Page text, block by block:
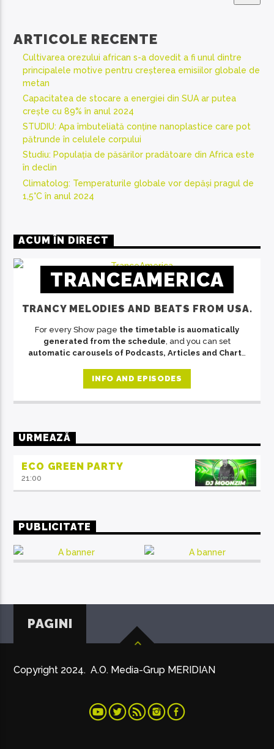
ARTICOLE RECENTE
Cultivarea orezului african s-a dovedit a fi unul dintre
principalele motive pentru creșterea emisiilor globale de
metan
Capacitatea de stocare a energiei din SUA ar putea
crește cu 89% în anul 2024
STUDIU: Apa îmbuteliată conține nanoplastice care pot
pătrunde în celulele corpului
Studiu: Populația de păsărilor pradătoare din Africa este
în declin
Climatolog: Temperaturile globale vor depăși pragul de
1,5°C în anul 2024
ACUM ÎN DIRECT
TRANCEAMERICA
TRANCY MELODIES AND BEATS FROM USA.
For every Show page the timetable is auomatically
generated from the schedule , and you can set
automatic carousels of Podcasts, Articles and Charts
Sed justo mauris, auctor eget tellus nec, pellentesque
varius mauris. Sed eu congue nulla, et tincidunt justo.
Aliquam semper faucibus odio id varius. Suspendisse
INFO AND EPISODES
URMEAZĂ
ECO GREEN PARTY
21:00
PUBLICITATE
PAGINI
Copyright 2024. A.O. Media-Grup MERIDIAN